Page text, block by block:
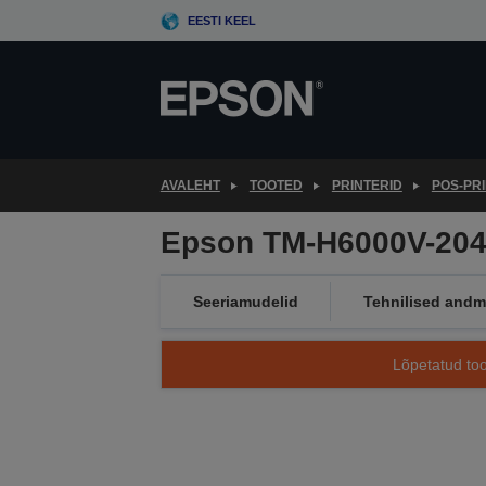
to
EESTI KEEL
AVALEHT TOOTED PRINTERID POS-
Epson TM-H6000V-
Seeriamudelid Tehnilised
Lõpetatud